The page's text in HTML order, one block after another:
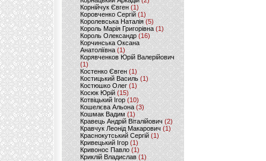
Корнійчук Євген (1)
Коровченко Сергій (1)
Королевська Наталія(5)
Король Марія Григорівна (1)
Король Олександр (16)
Корчинська Оксана
Анатоліївна (1)
Корявченков Юрій Валерійович
(1)
Костенко Євген (1)
Костицький Василь (1)
Костюшко Олег (1)
Косюк Юрій (15)
Котвіцький Ігор (10)
Кошелєва Альона(3)
Кошмак Вадим (1)
Кравець Андрій Віталійович (2)
Кравчук Леонід Макарович (1)
Краснокутський Сергій (1)
Кривецький Ігор (1)
Кривонос Павло (1)
Криклій Владислав (1)